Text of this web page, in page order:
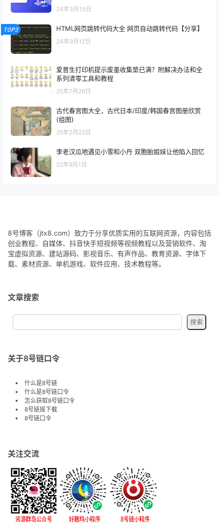
24年3月15日
TOP3 HTML网页跳转代码大全 网页自动跳转代码【分享】
24年9月12日
爱普生打印机提示废墨收集垫已满？附解决办法和全
系列清零工具和教程
25年7月26日
古代春宫图大全，古代日本/印度/韩国春宫图册欣赏
(组图)
25年2月22日
李老汉瓜地遇见小雪和小丹 双胞胎姐妹让他陷入回忆
22年9月1日
8号博客（jtx8.com）致力于分享优质实用的互联网资源，内容包括
创业教程、自媒体、抖音快手短视频等视频教程以及营销软件、淘
宝虚拟资源、建站源码、影视音乐、有声作品、教育资源、字体下
载、素材资源、单机游戏、软件应用、技术教程等。
文章搜索
关于8号链口令
什么是8号链
什么是8号链口令
怎么获取8号链口令
8号链接下载
8号链口令
关注交流